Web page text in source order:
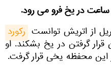
ساعت در یخ فرو می رود.
از اتریش توانست ركورد
گرفتن در یخ بشکند. او